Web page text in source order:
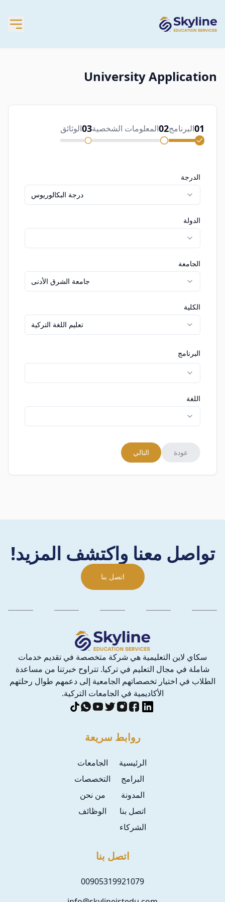
University Application
01البرنامج02المعلومات الشخصية03الوثائق
الدرجة
درجة البكالوريوس
الدولة
الجامعة
جامعة الشرق الأدنى
الكلية
تعليم اللغة التركية
البرنامج
اللغة
عودة التالي
تواصل معنا واكتشف المزيد!
اتصل بنا
سكاي لاين التعليمية هي شركة متخصصة في تقديم خدمات
شاملة في مجال التعليم في تركيا. تتراوح خبرتنا من مساعدة
الطلاب في اختيار تخصصاتهم الجامعية إلى دعمهم طوال رحلتهم
الأكاديمية في الجامعات التركية.
روابط سريعة
الرئيسية
الجامعات
البرامج
التخصصات
المدونة
من نحن
اتصل بنا
الوظائف
الشركاء
اتصل بنا
00905319921079